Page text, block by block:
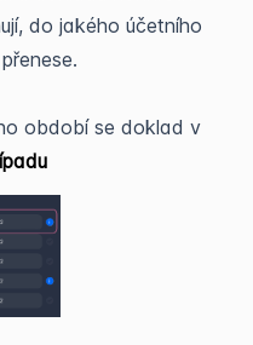
do jakého účetního
období se doklad v